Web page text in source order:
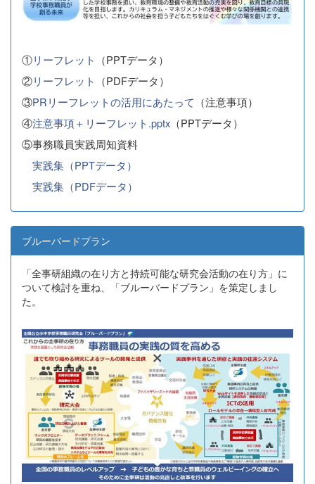
①リーフレット （PPTデータ）
②リーフレット （PDFデータ）
③PRリーフレットの活用にあたって （注意事項）
④注意事項＋リーフレット.pptx （PPTデータ）
⑤事務職員実践周知資料
実践集（PPTデータ）
実践集（PDFデータ）
ブルーバードプラン
「全事研組織の在り方と持続可能な研究会活動の在り方」に
ついて検討を重ね、「ブルーバードプラン」を策定しまし
た。